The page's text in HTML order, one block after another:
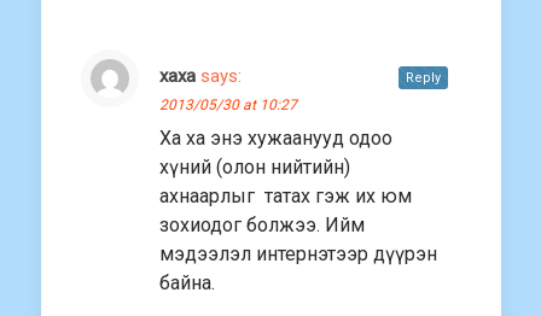
хаха says:
2013/05/30 at 10:27
Ха ха энэ хужаанууд одоо
хүний (олон нийтийн)
ахнаарлыг татах гэж их юм
зохиодог болжээ. Ийм
мэдээлэл интернэтээр дүүрэн
байна.
Reply